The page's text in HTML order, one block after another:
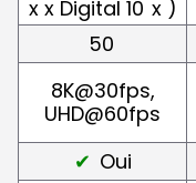
x x Digital 10 x )
50
8K@30fps,
UHD@60fps
Oui